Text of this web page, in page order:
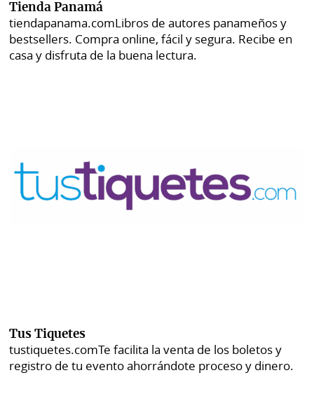
Tienda Panamá
tiendapanama.comLibros de autores panameños y
bestsellers. Compra online, fácil y segura. Recibe en
casa y disfruta de la buena lectura.
Tus Tiquetes
tustiquetes.comTe facilita la venta de los boletos y
registro de tu evento ahorrándote proceso y dinero.